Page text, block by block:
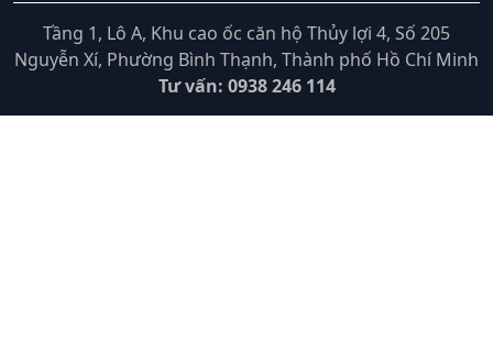
Tầng 1, Lô A, Khu cao ốc căn hộ Thủy lợi 4, Số 205
Nguyễn Xí, Phường Bình Thạnh, Thành phố Hồ Chí Minh
Tư vấn: 0938 246 114